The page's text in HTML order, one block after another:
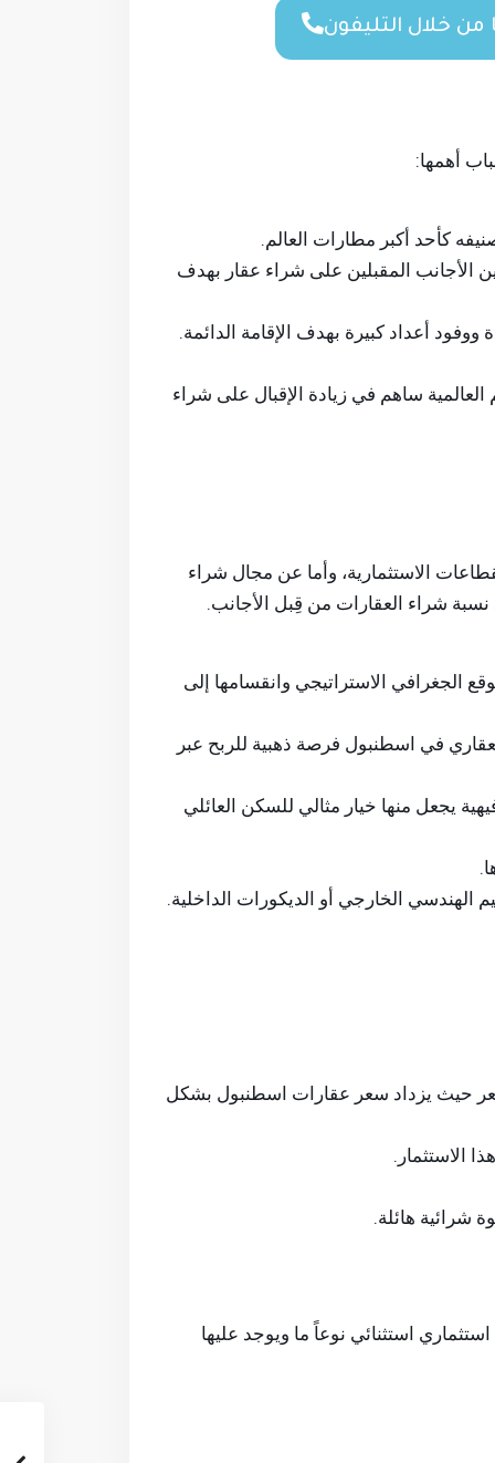
خلال التليفون
أهمها:
كأحد أكبر مطارات العالم.
الأجانب المقبلين على شراء عقار بهدف
أعداد كبيرة بهدف الإقامة الدائمة.
ساهم في زيادة الإقبال على شراء
الاستثمارية، وأما عن مجال شراء
شراء العقارات من قِبل الأجانب.
الجغرافي الاستراتيجي وانقسامها إلى
في اسطنبول فرصة ذهبية للربح عبر
يجعل منها خيار مثالي للسكن العائلي
الخارجي أو الديكورات الداخلية.
حيث يزداد سعر عقارات اسطنبول بشكل
الاستثمار.
شرائية هائلة.
استثنائي نوعاً ما ويوجد عليها